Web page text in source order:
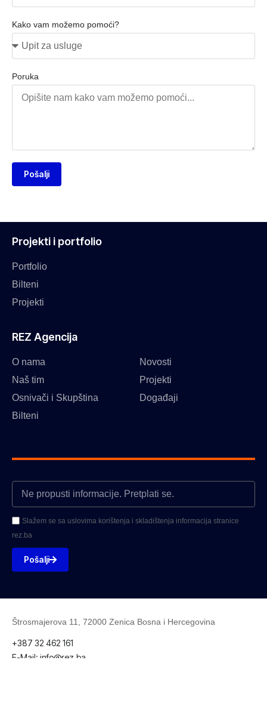
Kako vam možemo pomoći?
Poruka
Pošalji
Projekti i portfolio
Portfolio
Bilteni
Projekti
REZ Agencija
O nama
Naš tim
Osnivači i Skupština
Bilteni
Novosti
Projekti
Događaji
Slažem se sa uslovima korištenja i skladištenja informacija stranice
rez.ba
Pošalji
Štrosmajerova 11, 72000 Zenica Bosna i Hercegovina
+387 32 462 161
E-Mail: info@rez.ba